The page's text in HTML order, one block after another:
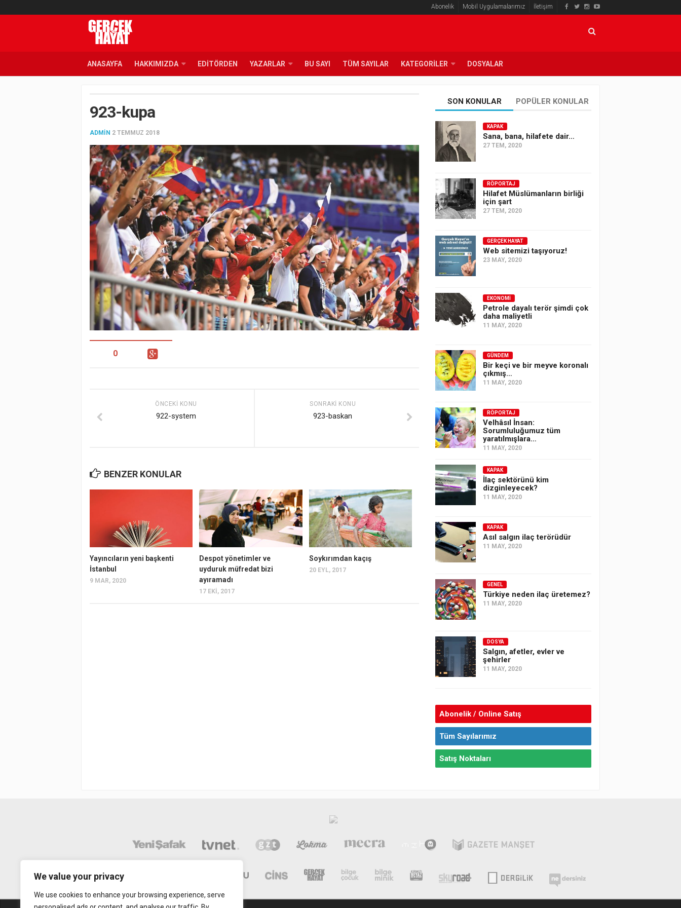
We value your privacy
We use cookies to enhance your browsing experience, serve
Abonelik Mobil Uygulamalarımız İletişim
ANASAYFA HAKKIMIZDA EDITÖRDEN YAZARLAR BU SAYI TÜM SAYILAR KATEGORILER DOSYALAR
923-kupa
ADMIN 2 TEMMUZ 2018
0
SONRAKI KONU
923-baskan
ÖNCEKI KONU
922-system
BENZER KONULAR
Yayıncıların yeni başkenti
İstanbul
9 MAR, 2020
Despot yönetimler ve
uyduruk müfredat bizi
ayıramadı
17 EKI, 2017
Soykırımdan kaçış
20 EYL, 2017
SON KONULAR POPÜLER KONULAR
KAPAK
Sana, bana, hilafete dair…
27 TEM, 2020
RÖPORTAJ
Hilafet Müslümanların birliği
için şart
27 TEM, 2020
GERÇEK HAYAT
Web sitemizi taşıyoruz!
23 MAY, 2020
EKONOMI
Petrole dayalı terör şimdi çok
daha maliyetli
11 MAY, 2020
GÜNDEM
Bir keçi ve bir meyve koronalı
çıkmış…
11 MAY, 2020
RÖPORTAJ
Velhâsıl İnsan:
Sorumluluğumuz tüm
yaratılmışlara…
11 MAY, 2020
KAPAK
İlaç sektörünü kim
dizginleyecek?
11 MAY, 2020
KAPAK
Asıl salgın ilaç terörüdür
11 MAY, 2020
GENEL
Türkiye neden ilaç üretemez?
11 MAY, 2020
DOSYA
Salgın, afetler, evler ve
şehirler
11 MAY, 2020
Abonelik / Online Satış
Tüm Sayılarımız
Satış Noktaları